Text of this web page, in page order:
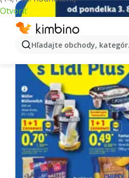
Otvoriť
Hľadajte obchody,